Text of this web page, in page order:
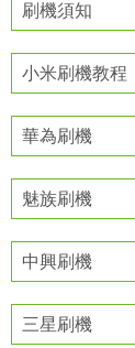
刷機須知
小米刷機教程
華為刷機
魅族刷機
中興刷機
三星刷機